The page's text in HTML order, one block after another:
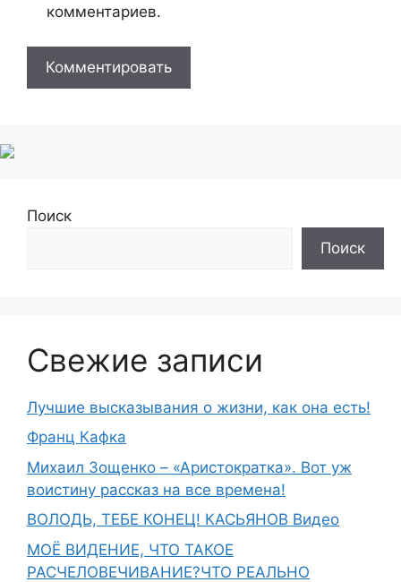
комментариев.
Поиск
Поиск
Свежие записи
Лучшие высказывания о жизни, как она есть!
Франц Кафка
Михаил Зощенко – «Аристократка». Вот уж
воистину рассказ на все времена!
ВОЛОДЬ, ТЕБЕ КОНЕЦ! КАСЬЯНОВ Видео
МОЁ ВИДЕНИЕ, ЧТО ТАКОЕ
РАСЧЕЛОВЕЧИВАНИЕ?ЧТО РЕАЛЬНО